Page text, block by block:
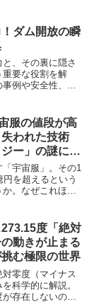
ダム開放の瞬
、その裏に隠さ
要な役割を解
例や安全性、
服の値段が高
われた技術
ジー」の謎に迫
宇宙服」。その1
を超えるという
。なぜこれほど
宇宙服にまつわ
技術継承の断
で、知られざる
す。
度「絶対
動きが止まる
む極限の世界
零度（マイナス
科学的に解説。
が存在しないの